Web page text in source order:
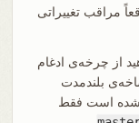
مراقب تغییراتی
از چرخه‌ی ادغام
بلندمدت
شده است فقط